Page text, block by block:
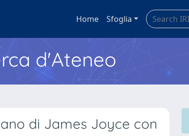
Home Sfoglia
d'Ateneo
di James Joyce con